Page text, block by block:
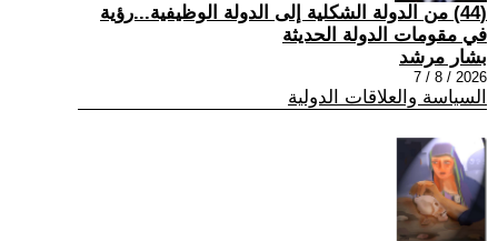
(44) من الدولة الشكلية إلى الدولة الوظيفية...رؤية
في مقومات الدولة الحديثة
بشار مرشد
2026 / 8 / 7
السياسة والعلاقات الدولية